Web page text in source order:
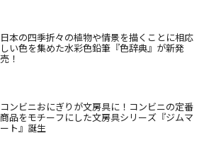
日本の四季折々の植物や情景を描くことに相応
しい色を集めた水彩色鉛筆『色辞典』が新発
売！
コンビニおにぎりが文房具に！コンビニの定番
商品をモチーフにした文房具シリーズ『ジムマ
ート』誕生